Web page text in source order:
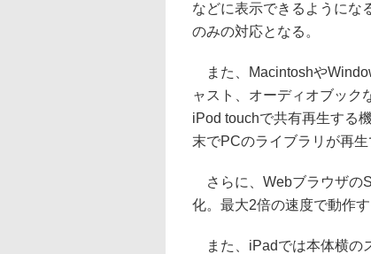
などに表示できるようにな
のみの対応となる。
また、Macintoshや
ャスト、オーディオブック
iPod touchで共有再生する
末でPCのライブラリが再生
さらに、Webブラウザの
化。最大2倍の速度で動作す
また、iPadでは本体横の